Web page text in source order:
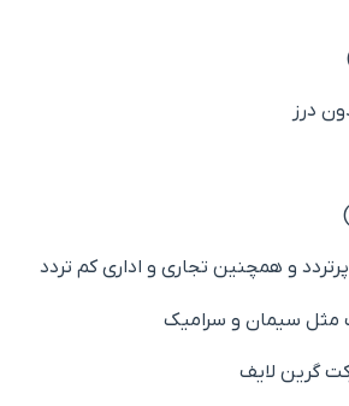
درز
و همچنین تجاری و اداری کم تردد
سیمان و سرامیک